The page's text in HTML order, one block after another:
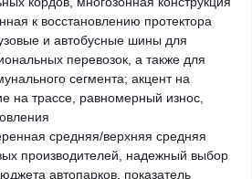
к восстановлению протектора
и автобусные шины для
перевозок, а также для
сегмента; акцент на
на трассе, равномерный износ,
средняя/верхняя средняя
производителей, надежный выбор
автопарков, показатель